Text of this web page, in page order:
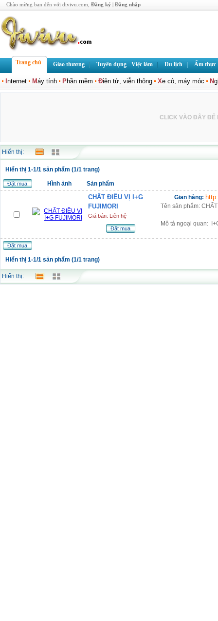
Chào mừng bạn đến với divivu.com, Đăng ký | Đăng nhập
Trang chủ Giao thương Tuyển dụng - Việc làm Du lịch Ẩm thực
nternet Máy tính Phần mềm Điện tử, viễn thông Xe cộ, máy móc N
CLICK VÀO ĐÂY ĐỂ
Hiển thị:
Hiển thị 1-1/1 sản phẩm (1/1 trang)
Đặt mua Hình ảnh Sản phẩm
CHẤT ĐIỀU VỊ I+G
FUJIMORI
Giá bán: Liên hệ
Đặt mua
Gian hàng:
Tên sản phẩm:
Mô tả ngoại quan:
Đặt mua
Hiển thị 1-1/1 sản phẩm (1/1 trang)
Hiển thị: